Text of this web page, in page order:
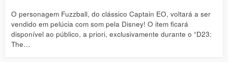
O personagem Fuzzball, do clássico Captain EO, voltará a ser
vendido em pelúcia com som pela Disney! O item ficará
disponível ao público, a priori, exclusivamente durante o “D23:
The…